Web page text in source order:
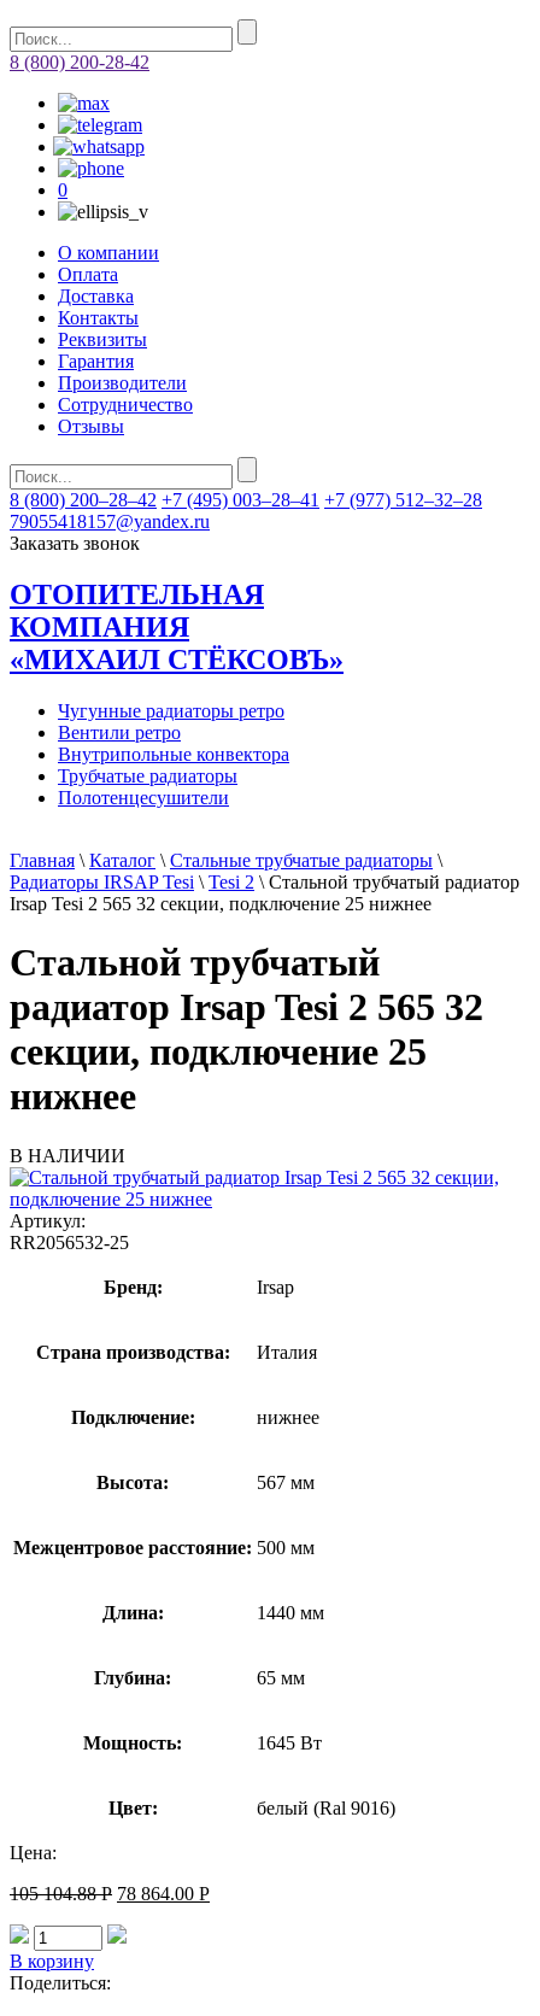
8 (800) 200-28-42
0
О компании
Оплата
Доставка
Контакты
Реквизиты
Гарантия
Производители
Сотрудничество
Отзывы
8 (800) 200–28–42 +7 (495) 003–28–41 +7 (977) 512–32–28
79055418157@yandex.ru
Заказать звонок
ОТОПИТЕЛЬНАЯ
КОМПАНИЯ
«МИХАИЛ СТЁКСОВЪ»
Чугунные радиаторы ретро
Вентили ретро
Внутрипольные конвектора
Трубчатые радиаторы
Полотенцесушители
Главная \ Каталог \ Стальные трубчатые радиаторы \
Радиаторы IRSAP Tesi \ Tesi 2 \ Стальной трубчатый радиатор
Irsap Tesi 2 565 32 секции, подключение 25 нижнее
Стальной трубчатый
радиатор Irsap Tesi 2 565 32
секции, подключение 25
нижнее
В НАЛИЧИИ
Артикул:
RR2056532-25
Бренд: Irsap
Страна производства: Италия
Подключение: нижнее
Высота: 567 мм
Межцентровое расстояние: 500 мм
Длина: 1440 мм
Глубина: 65 мм
Мощность: 1645 Вт
Цвет: белый (Ral 9016)
Цена:
105 104.88Р 78 864.00 Р
В корзину
Поделиться: